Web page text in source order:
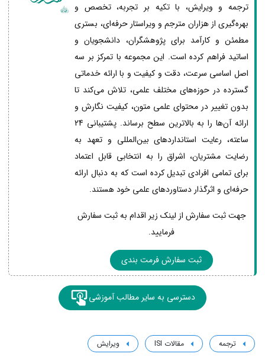
ترجمه و ویرایش، با تکیه بر تجربه، تخصص و
بهره‌گیری از هزاران مترجم و ویراستار حرفه‌ای، بستری
مطمئن و کارآمد برای پژوهشگران، دانشجویان و
اساتید فراهم کرده است. این مجموعه با تمرکز بر سه
اصل اساسی سرعت، دقت و کیفیت و با ارائه خدماتی
گسترده در حوزه‌های مختلف علمی، تلاش می‌کند تا
بدون تغییر در محتوای علمی متون، کیفیت نگارش و
ارائه آن‌ها را به بالاترین سطح برساند. پشتیبانی 24
ساعته، رعایت استانداردهای بین‌المللی و تعهد به
رضایت مشتریان، اشراق را به انتخابی قابل اعتماد
برای تمامی افرادی تبدیل کرده است که به دنبال ارائه
حرفه‌ای و اثرگذار دستاوردهای علمی خود هستند.
جهت ثبت سفارش از لینک زیر اقدام به ثبت سفارش
فرمایید.
ثبت سفارش فرمت بندی
دسترسی به سایر مطالب آموزشی
ترجمه مقالات ISI ویرایش